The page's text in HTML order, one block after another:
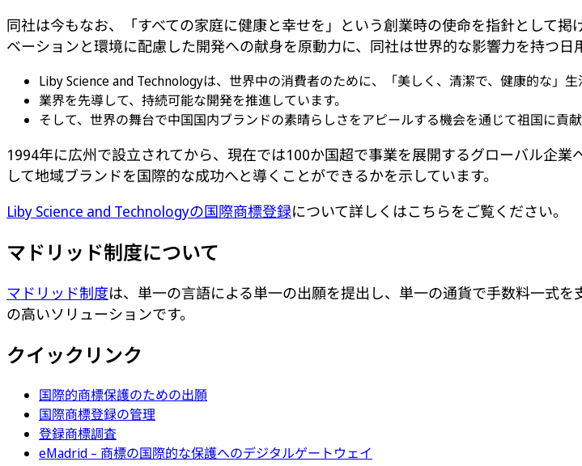
同社は今もなお、「すべての家庭に健康と幸せを」という創業時の使命を指針として
ベーションと環境に配慮した開発への献身を原動力に、同社は世界的な影響力を持つ日
Liby Science and Technologyは、世界中の消費者のために、「美しく、清潔で、健康的な」
業界を先導して、持続可能な開発を推進しています。
そして、世界の舞台で中国国内ブランドの素晴らしさをアピールする機会を通じて祖国に貢献
1994年に広州で設立されてから、現在では100か国超で事業を展開するグローバル企
して地域ブランドを国際的な成功へと導くことができるかを示しています。
Liby Science and Technologyの国際商標登録について詳しくはこちらをご覧ください。
マドリッド制度について
マドリッド制度は、単一の言語による単一の出願を提出し、単一の通貨で手数料一式
の高いソリューションです。
クイックリンク
国際的商標保護のための出願
国際商標登録の管理
登録商標調査
eMadrid – 商標の国際的な保護へのデジタルゲートウェイ